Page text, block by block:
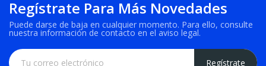
Regístrate Para Más Novedades
Puede darse de baja en cualquier momento. Para ello, consulte
nuestra información de contacto en el aviso legal.